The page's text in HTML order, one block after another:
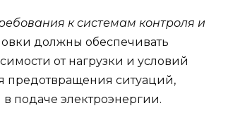
к системам контроля и
должны обеспечивать
от нагрузки и условий
предотвращения ситуаций,
подаче электроэнергии.